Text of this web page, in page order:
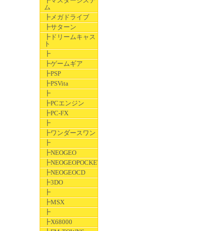
ム
┣メガドライブ
┣サターン
┣ドリームキャス
ト
┣
┣ゲームギア
┣PSP
┣PSVita
┣
┣PCエンジン
┣PC-FX
┣
┣ワンダースワン
┣
┣NEOGEO
┣NEOGEOPOCKET
┣NEOGEOCD
┣3DO
┣
┣MSX
┣
┣X68000